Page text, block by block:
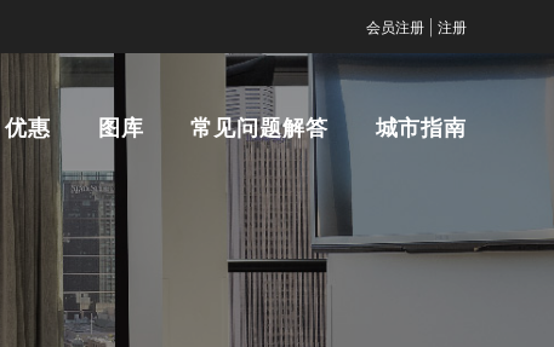
会员注册 注册
优惠 图库 常见问题解答 城市指南